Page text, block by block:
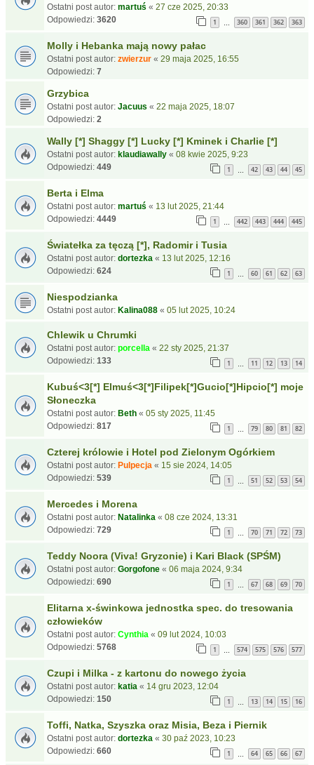
Ostatni post autor: martuś « 27 cze 2025, 20:33
Odpowiedzi: 3620 1 360 361 362 363
Molly i Hebanka mają nowy pałac
Ostatni post autor: zwierzur « 29 maja 2025, 16:55
Odpowiedzi: 7
Grzybica
Ostatni post autor: Jacuus « 22 maja 2025, 18:07
Odpowiedzi: 2
Wally [*] Shaggy [*] Lucky [*] Kminek i Charlie [*]
Ostatni post autor: klaudiawally « 08 kwie 2025, 9:23
Odpowiedzi: 449 1 42 43 44 45
Berta i Elma
Ostatni post autor: martuś « 13 lut 2025, 21:44
Odpowiedzi: 4449 1 442 443 444 445
Światełka za tęczą [*], Radomir i Tusia
Ostatni post autor: dortezka « 13 lut 2025, 12:16
Odpowiedzi: 624 1 60 61 62 63
Niespodzianka
Ostatni post autor: Kalina088 « 05 lut 2025, 10:24
Chlewik u Chrumki
Ostatni post autor: porcella « 22 sty 2025, 21:37
Odpowiedzi: 133 1 11 12 13 14
Kubuś<3[*] Elmuś<3[*]Filipek[*]Gucio[*]Hipcio[*] moje
Słoneczka
Ostatni post autor: Beth « 05 sty 2025, 11:45
Odpowiedzi: 817 1 79 80 81 82
Czterej królowie i Hotel pod Zielonym Ogórkiem
Ostatni post autor: Pulpecja « 15 sie 2024, 14:05
Odpowiedzi: 539 1 51 52 53 54
Mercedes i Morena
Ostatni post autor: Natalinka « 08 cze 2024, 13:31
Odpowiedzi: 729 1 70 71 72 73
Teddy Noora (Viva! Gryzonie) i Kari Black (SPŚM)
Ostatni post autor: Gorgofone « 06 maja 2024, 9:34
Odpowiedzi: 690 1 67 68 69 70
Elitarna x-świnkowa jednostka spec. do tresowania
człowieków
Ostatni post autor: Cynthia « 09 lut 2024, 10:03
Odpowiedzi: 5768 1 574 575 576 577
Czupi i Milka - z kartonu do nowego życia
Ostatni post autor: katia « 14 gru 2023, 12:04
Odpowiedzi: 150 1 13 14 15 16
Toffi, Natka, Szyszka oraz Misia, Beza i Piernik
Ostatni post autor: dortezka « 30 paź 2023, 10:23
Odpowiedzi: 660 1 64 65 66 67